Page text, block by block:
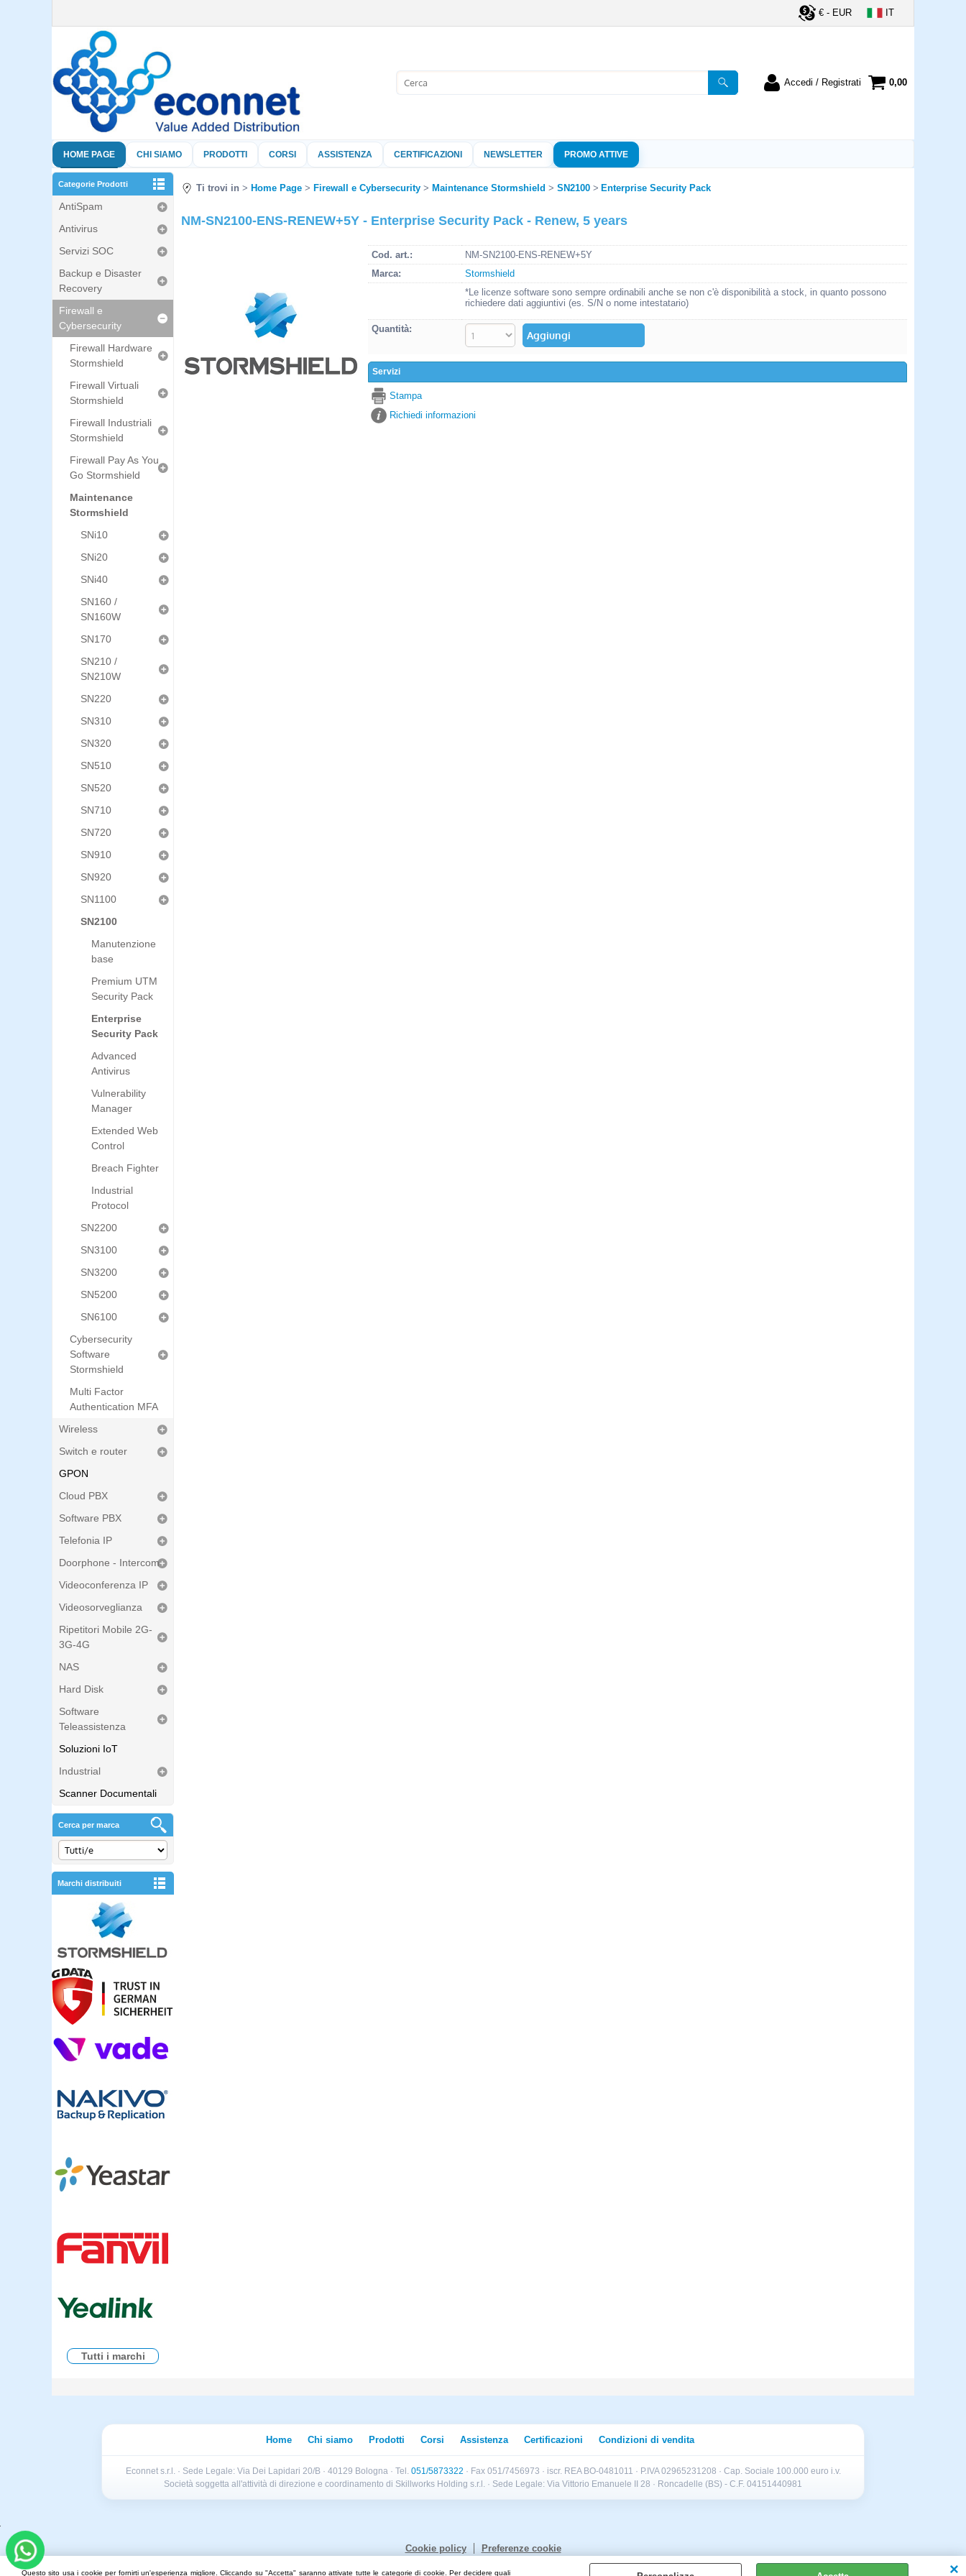
Questo sito usa i cookie per fornirti un'esperienza migliore. Cliccando su "Accetta" saranno attivate tutte le categorie di cookie. Per decidere quali
€ - EUR IT
Accedi / Registrati
nome utente e la password e poi
clicca sul pulsante "Accedi"
Nome utente:
Password:
Hai perso la password?
0,00
HOME PAGE CHI SIAMO PRODOTTI CORSI ASSISTENZA CERTIFICAZIONI NEWSLETTER PROMO ATTIVE
Categorie Prodotti
AntiSpam
Antivirus
Servizi SOC
Backup e Disaster
Recovery
Firewall e
Cybersecurity
Firewall Hardware
Stormshield
Firewall Virtuali
Stormshield
Firewall Industriali
Stormshield
Firewall Pay As You
Go Stormshield
Maintenance
Stormshield
SNi10
SNi20
SNi40
SN160 /
SN160W
SN170
SN210 /
SN210W
SN220
SN310
SN320
SN510
SN520
SN710
SN720
SN910
SN920
SN1100
SN2100
Manutenzione
base
Premium UTM
Security Pack
Enterprise
Security Pack
Advanced
Antivirus
Vulnerability
Manager
Extended Web
Control
Breach Fighter
Industrial
Protocol
SN2200
SN3100
SN3200
SN5200
SN6100
Cybersecurity
Software
Stormshield
Multi Factor
Authentication MFA
Wireless
Switch e router
GPON
Cloud PBX
Software PBX
Telefonia IP
Doorphone - Intercom
Videoconferenza IP
Videosorveglianza
Ripetitori Mobile 2G-
3G-4G
NAS
Hard Disk
Software
Teleassistenza
Soluzioni IoT
Industrial
Scanner Documentali
Cerca per marca
Marchi distribuiti
Tutti i marchi
Ti trovi in Home Page Firewall e Cybersecurity Maintenance Stormshield SN2100 Enterprise Security Pack
NM-SN2100-ENS-RENEW+5Y - Enterprise Security Pack - Renew, 5 years
Cod. art.:
NM-SN2100-ENS-RENEW+5Y
Marca:
Stormshield
*Le licenze software sono sempre ordinabili anche se non c'è disponibilità a stock, in quanto possono
richiedere dati aggiuntivi (es. S/N o nome intestatario)
Quantità:
Servizi
Stampa
Richiedi informazioni
Home Chi siamo Prodotti Corsi Assistenza Certificazioni Condizioni di vendita
Econnet s.r.l. · Sede Legale: Via Dei Lapidari 20/B · 40129 Bologna · Tel. 051/5873322 · Fax 051/7456973 · iscr. REA BO-0481011 · P.IVA 02965231208 · Cap. Sociale 100.000 euro i.v.
Società soggetta all'attività di direzione e coordinamento di Skillworks Holding s.r.l. · Sede Legale: Via Vittorio Emanuele II 28 · Roncadelle (BS) - C.F. 04151440981
Cookie policy Preferenze cookie